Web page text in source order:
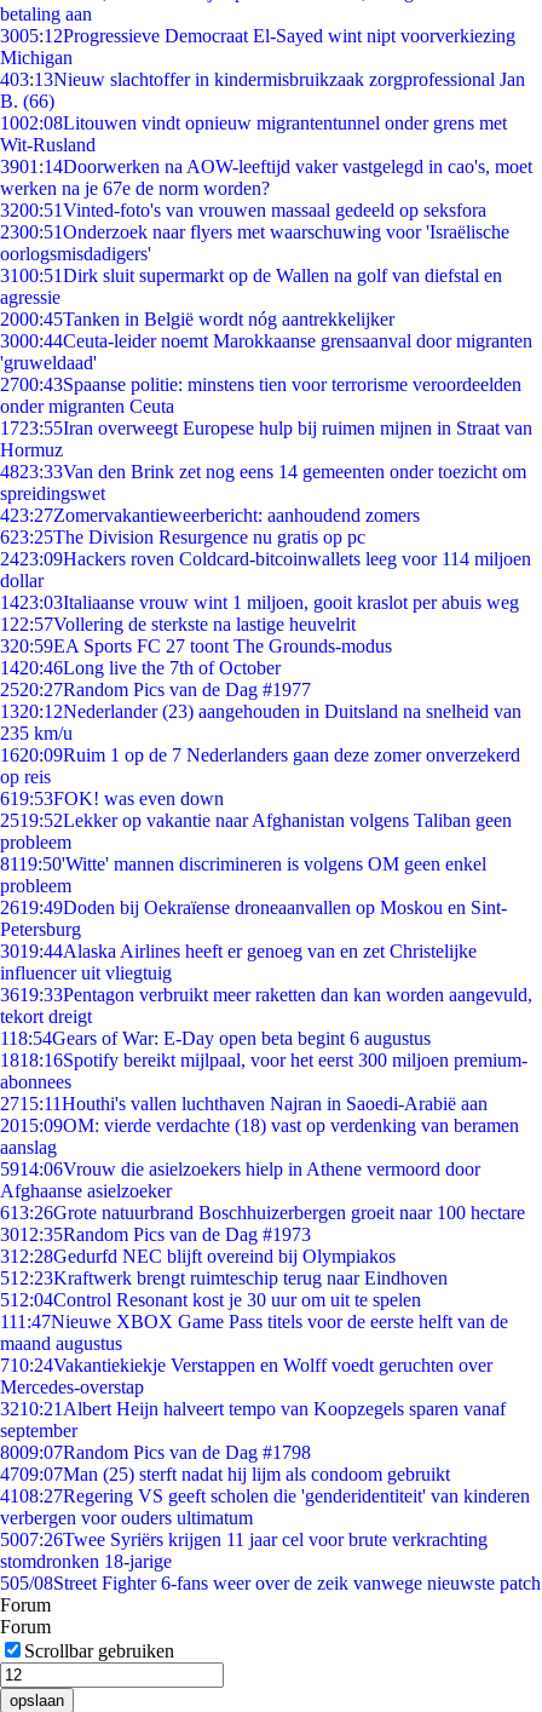
betaling aan
3005:12Progressieve Democraat El-Sayed wint nipt voorverkiezing
Michigan
403:13Nieuw slachtoffer in kindermisbruikzaak zorgprofessional Jan
B. (66)
1002:08Litouwen vindt opnieuw migrantentunnel onder grens met
Wit-Rusland
3901:14Doorwerken na AOW-leeftijd vaker vastgelegd in cao's, moet
werken na je 67e de norm worden?
3200:51Vinted-foto's van vrouwen massaal gedeeld op seksfora
2300:51Onderzoek naar flyers met waarschuwing voor 'Israëlische
oorlogsmisdadigers'
3100:51Dirk sluit supermarkt op de Wallen na golf van diefstal en
agressie
2000:45Tanken in België wordt nóg aantrekkelijker
3000:44Ceuta-leider noemt Marokkaanse grensaanval door migranten
'gruweldaad'
2700:43Spaanse politie: minstens tien voor terrorisme veroordeelden
onder migranten Ceuta
1723:55Iran overweegt Europese hulp bij ruimen mijnen in Straat van
Hormuz
4823:33Van den Brink zet nog eens 14 gemeenten onder toezicht om
spreidingswet
423:27Zomervakantieweerbericht: aanhoudend zomers
623:25The Division Resurgence nu gratis op pc
2423:09Hackers roven Coldcard-bitcoinwallets leeg voor 114 miljoen
dollar
1423:03Italiaanse vrouw wint 1 miljoen, gooit kraslot per abuis weg
1 22:57Vollering de sterkste na lastige heuvelrit
320:59EA Sports FC 27 toont The Grounds-modus
1420:46Long live the 7th of October
2520:27Random Pics van de Dag #1977
1320:12Nederlander (23) aangehouden in Duitsland na snelheid van
235 km/u
1620:09Ruim 1 op de 7 Nederlanders gaan deze zomer onverzekerd
op reis
619:53FOK! was even down
2519:52Lekker op vakantie naar Afghanistan volgens Taliban geen
probleem
8119:50'Witte' mannen discrimineren is volgens OM geen enkel
probleem
2619:49Doden bij Oekraïense droneaanvallen op Moskou en Sint-
Petersburg
3019:44Alaska Airlines heeft er genoeg van en zet Christelijke
influencer uit vliegtuig
3619:33Pentagon verbruikt meer raketten dan kan worden aangevuld,
tekort dreigt
118:54Gears of War: E-Day open beta begint 6 augustus
1818:16Spotify bereikt mijlpaal, voor het eerst 300 miljoen premium-
abonnees
2715:11Houthi's vallen luchthaven Najran in Saoedi-Arabië aan
2015:09OM: vierde verdachte (18) vast op verdenking van beramen
aanslag
5914:06Vrouw die asielzoekers hielp in Athene vermoord door
Afghaanse asielzoeker
613:26Grote natuurbrand Boschhuizerbergen groeit naar 100 hectare
3012:35Random Pics van de Dag #1973
312:28Gedurfd NEC blijft overeind bij Olympiakos
512:23Kraftwerk brengt ruimteschip terug naar Eindhoven
512:04Control Resonant kost je 30 uur om uit te spelen
111:47Nieuwe XBOX Game Pass titels voor de eerste helft van de
maand augustus
710:24Vakantiekiekje Verstappen en Wolff voedt geruchten over
Mercedes-overstap
3210:21 Albert Heijn halveert tempo van Koopzegels sparen vanaf
september
8009:07Random Pics van de Dag #1798
4709:07Man (25) sterft nadat hij lijm als condoom gebruikt
4108:27Regering VS geeft scholen die 'genderidentiteit' van kinderen
verbergen voor ouders ultimatum
5007:26Twee Syriërs krijgen 11 jaar cel voor brute verkrachting
stomdronken 18-jarige
505/08Street Fighter 6-fans weer over de zeik vanwege nieuwste patch
Forum
Forum
Scrollbar gebruiken
opslaan